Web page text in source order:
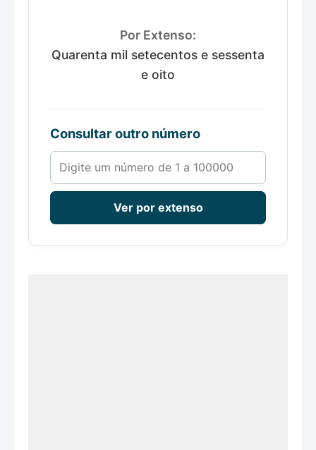
Por Extenso:
Quarenta mil setecentos e sessenta
e oito
Consultar outro número
Número de 1 a 100000
Ver por extenso